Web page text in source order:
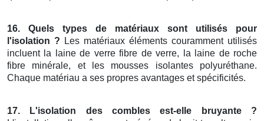
16. Quels types de matériaux sont utilisés pour
l'isolation ? Les matériaux éléments couramment utilisés
incluent la laine de verre fibre de verre, la laine de roche
fibre minérale, et les mousses isolantes polyuréthane.
Chaque matériau a ses propres avantages et spécificités.
17. L'isolation des combles est-elle bruyante ?